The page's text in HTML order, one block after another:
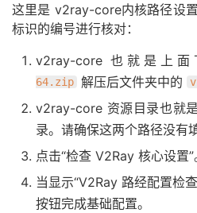
这里是 v2ray-core内核路径设
标识的编号进行核对：
v2ray-core 也就是上
64.zip 解压后文件夹中的
v2ray-core 资源目录也就
录。请确保这两个路径没有
点击“检查 V2Ray 核心设置”
当显示“V2Ray 路经配置检
按钮完成基础配置。